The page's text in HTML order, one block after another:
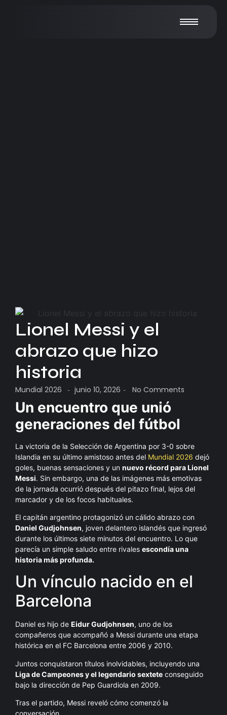
Lionel Messi y el
abrazo que hizo
historia
Mundial 2026 - junio 10, 2026 - No Comments
Un encuentro que unió
generaciones del fútbol
La victoria de la Selección de Argentina por 3-0 sobre
Islandia en su último amistoso antes del Mundial 2026 dejó
goles, buenas sensaciones y un nuevo récord para Lionel
Messi. Sin embargo, una de las imágenes más emotivas
de la jornada ocurrió después del pitazo final, lejos del
marcador y de los focos habituales.
El capitán argentino protagonizó un cálido abrazo con
Daniel Gudjohnsen, joven delantero islandés que ingresó
durante los últimos siete minutos del encuentro. Lo que
parecía un simple saludo entre rivales escondía una
historia más profunda.
Un vínculo nacido en el
Barcelona
Daniel es hijo de Eidur Gudjohnsen, uno de los
compañeros que acompañó a Messi durante una etapa
histórica en el FC Barcelona entre 2006 y 2010.
Juntos conquistaron títulos inolvidables, incluyendo una
Liga de Campeones y el legendario sextete conseguido
bajo la dirección de Pep Guardiola en 2009.
Tras el partido, Messi reveló cómo comenzó la